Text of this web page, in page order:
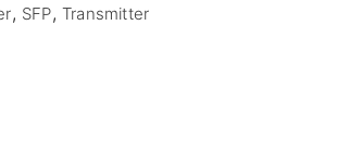
, SFP,Transmitter